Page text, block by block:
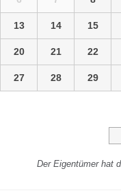
13 14 15
20 21 22
27 28 29
Der Eigentümer hat